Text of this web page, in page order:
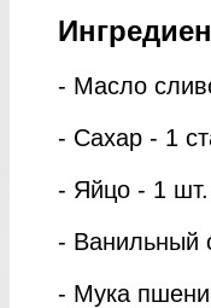
- Масло
- Сахар - 1
- Яйцо - 1 шт.
- Ванильный
- Мука